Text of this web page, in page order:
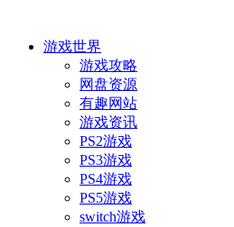
游戏世界
游戏攻略
网盘资源
有趣网站
游戏资讯
PS2游戏
PS3游戏
PS4游戏
PS5游戏
switch游戏